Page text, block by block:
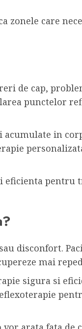
zonele care
de cap,
punctelor
in
eficienta pentru
disconfort.
mai
sigura si